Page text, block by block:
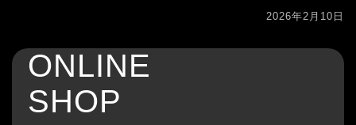
2026年2月10日
ONLINE
SHOP